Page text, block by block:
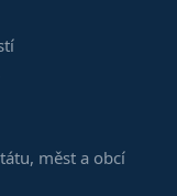
měst a obcí